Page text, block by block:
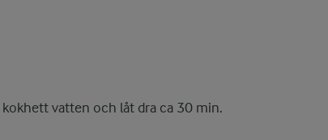
vatten och låt dra ca 30 min.